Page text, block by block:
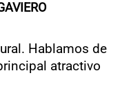
Hablamos de
atractivo